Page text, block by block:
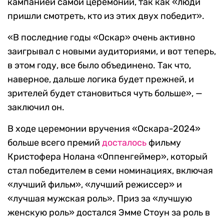
пришли смотреть, кто из этих двух победит».
«В последние годы «Оскар» очень активно
заигрывал с новыми аудиториями, и вот теперь,
в этом году, все было объединено. Так что,
наверное, дальше логика будет прежней, и
зрителей будет становиться чуть больше», —
заключил он.
В ходе церемонии вручения «Оскара-2024»
больше всего премий досталось фильму
Кристофера Нолана «Оппенгеймер», который
стал победителем в семи номинациях, включая
«лучший фильм», «лучший режиссер» и
«лучшая мужская роль». Приз за «лучшую
женскую роль» достался Эмме Стоун за роль в